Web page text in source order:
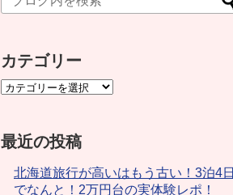
カテゴリー
最近の投稿
北海道旅行が高いはもう古い！3泊4日
でなんと！2万円台の実体験レポ！